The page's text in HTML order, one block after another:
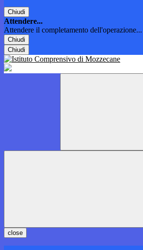
Chiudi
Attendere...
Attendere il completamento dell'operazione...
Chiudi
Chiudi
close